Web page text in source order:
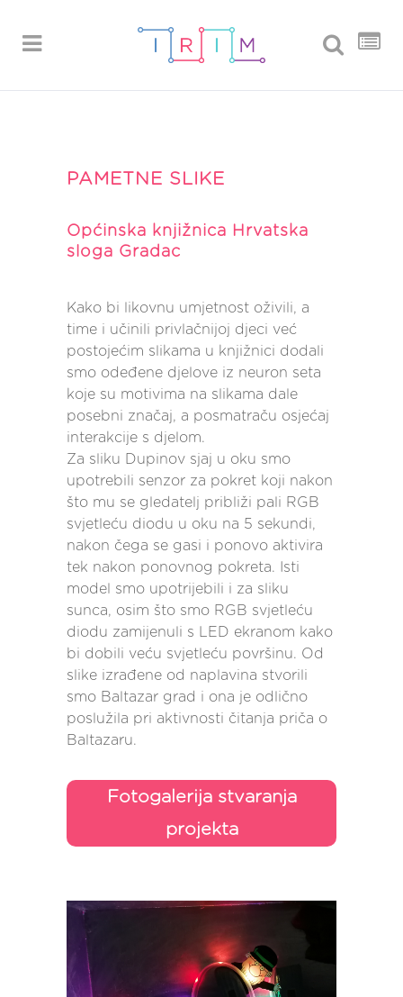
PAMETNE SLIKE
Općinska knjižnica Hrvatska
sloga Gradac
Kako bi likovnu umjetnost oživili, a
time i učinili privlačnijoj djeci već
postojećim slikama u knjižnici dodali
smo odeđene djelove iz neuron seta
koje su motivima na slikama dale
posebni značaj, a posmatraču osjećaj
interakcije s djelom.
Za sliku Dupinov sjaj u oku smo
upotrebili senzor za pokret koji nakon
što mu se gledatelj približi pali RGB
svjetleću diodu u oku na 5 sekundi,
nakon čega se gasi i ponovo aktivira
tek nakon ponovnog pokreta. Isti
model smo upotrijebili i za sliku
sunca, osim što smo RGB svjetleću
diodu zamijenuli s LED ekranom kako
bi dobili veću svjetleću površinu. Od
slike izrađene od naplavina stvorili
smo Baltazar grad i ona je odlično
poslužila pri aktivnosti čitanja priča o
Baltazaru.
Fotogalerija stvaranja
projekta